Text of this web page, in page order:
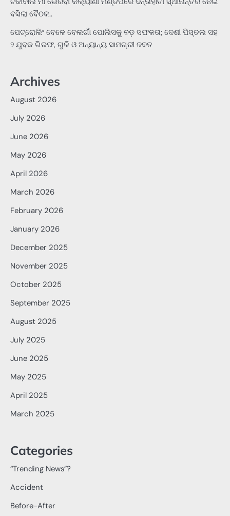
ବସିଲା ବୈଠକ..
ପେଟ୍ରୋଲିଂ ବେଳେ ବେଲଗାଁ ପୋଲିସକୁ ବଡ଼ ସଫଳତା; ଦେଶୀ ପିସ୍ତଲ ସହ
୨ ଯୁବକ ଗିରଫ, ଗୁଳି ଓ ଅନ୍ୟାନ୍ୟ ସାମଗ୍ରୀ ଜବତ
Archives
August 2026
July 2026
June 2026
May 2026
April 2026
March 2026
February 2026
January 2026
December 2025
November 2025
October 2025
September 2025
August 2025
July 2025
June 2025
May 2025
April 2025
March 2025
Categories
“Trending News”?
Accident
Before-After